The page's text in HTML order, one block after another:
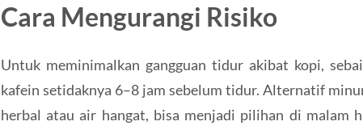
Cara Mengurangi Risiko
Untuk meminimalkan gangguan tidur akibat kopi,
kafein setidaknya 6–8 jam sebelum tidur. Alternatif
herbal atau air hangat, bisa menjadi pilihan di malam